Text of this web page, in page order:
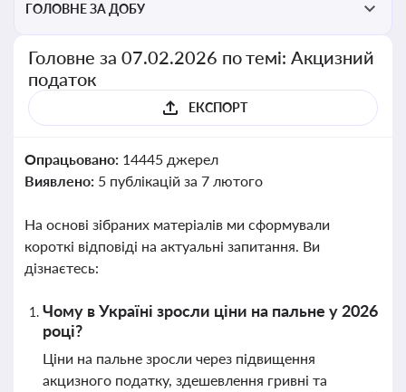
ГОЛОВНЕ ЗА ДОБУ
Головне за 07.02.2026 по темі: Акцизний
податок
ЕКСПОРТ
Опрацьовано: 14445 джерел
Виявлено: 5 публікацій за 7 лютого
На основі зібраних матеріалів ми сформували
короткі відповіді на актуальні запитання. Ви
дізнаєтесь:
Чому в Україні зросли ціни на пальне у 2026
році?
Ціни на пальне зросли через підвищення
акцизного податку, здешевлення гривні та